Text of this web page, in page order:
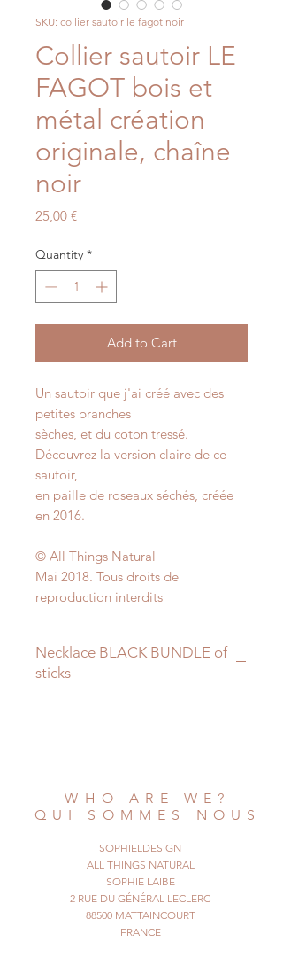
SKU: collier sautoir le fagot noir
Collier sautoir LE
FAGOT bois et
métal création
originale, chaîne
noir
25,00 €Price
Quantity *
Add to Cart
Un sautoir que j'ai créé avec des
petites branches
sèches, et du coton tressé.
Découvrez la version claire de ce
sautoir,
en paille de roseaux séchés, créée
en 2016.
© All Things Natural
Mai 2018. Tous droits de
reproduction interdits
Necklace BLACK BUNDLE of
sticks
cotton, I created
it in 2016.
This one is slightly different, but
equally pretty !
© All Things Natural
May 2018. All rights reserved
WHO ARE WE?
QUI SOMMES NOUS
SOPHIELDESIGN
ALL THINGS NATURAL
SOPHIE LAIBE
2 RUE DU GÉNÉRAL LECLERC
88500 MATTAINCOURT
FRANCE